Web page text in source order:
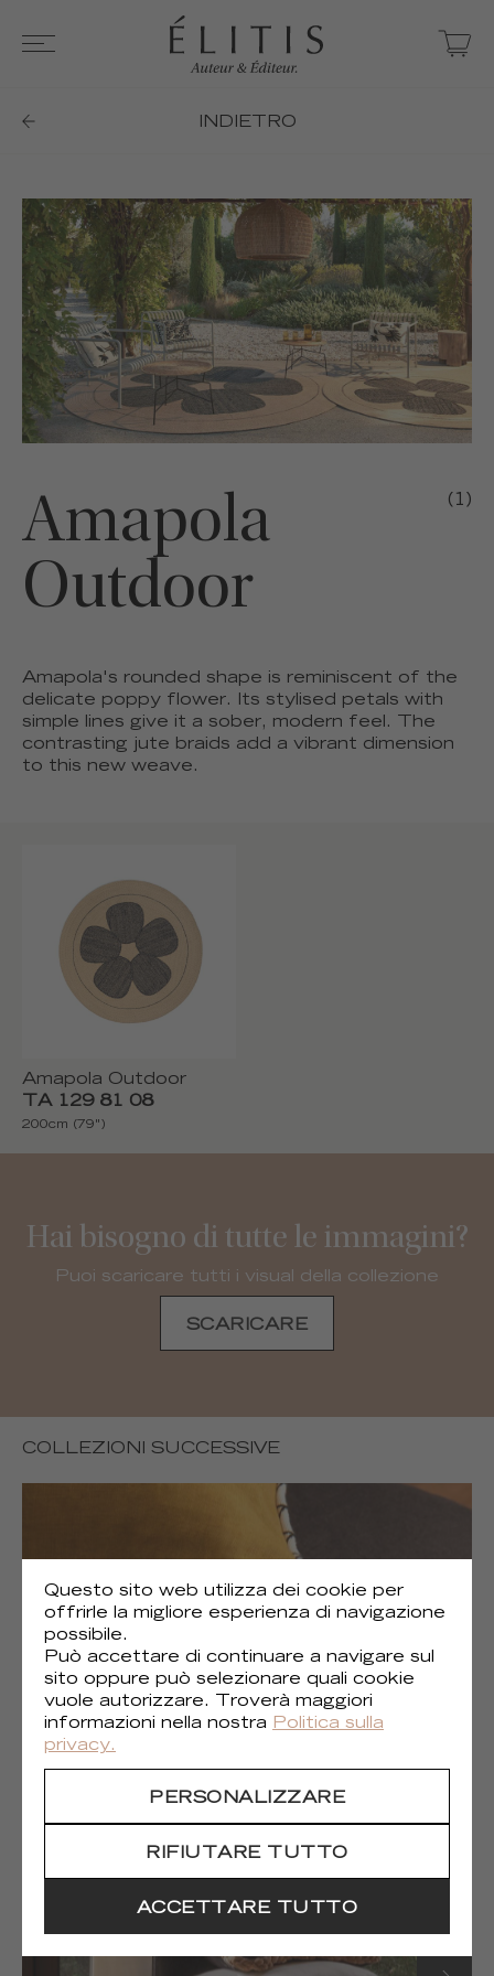
INDIETRO
Amapola
Outdoor
(1)
Amapola's rounded shape is reminiscent of the
delicate poppy flower. Its stylised petals with
simple lines give it a sober, modern feel. The
contrasting jute braids add a vibrant dimension
to this new weave.
Amapola Outdoor
TA 129 81 08
200cm (79")
Hai bisogno di tutte le immagini?
Puoi scaricare tutti i visual della collezione
SCARICARE
COLLEZIONI SUCCESSIVE
Questo sito web utilizza dei cookie per
offrirle la migliore esperienza di navigazione
possibile.
Può accettare di continuare a navigare sul
sito oppure può selezionare quali cookie
vuole autorizzare. Troverà maggiori
informazioni nella nostra Politica sulla
privacy.
PERSONALIZZARE
RIFIUTARE TUTTO
ACCETTARE TUTTO